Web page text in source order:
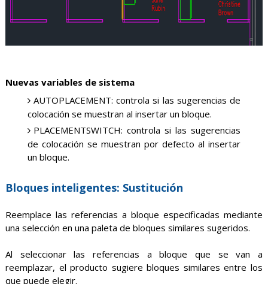
Nuevas variables de sistema
AUTOPLACEMENT: controla si las sugerencias de
colocación se muestran al insertar un bloque.
PLACEMENTSWITCH: controla si las sugerencias
de colocación se muestran por defecto al insertar
un bloque.
Bloques inteligentes: Sustitución
Reemplace las referencias a bloque especificadas mediante
una selección en una paleta de bloques similares sugeridos.
Al seleccionar las referencias a bloque que se van a
reemplazar, el producto sugiere bloques similares entre los
que puede elegir.